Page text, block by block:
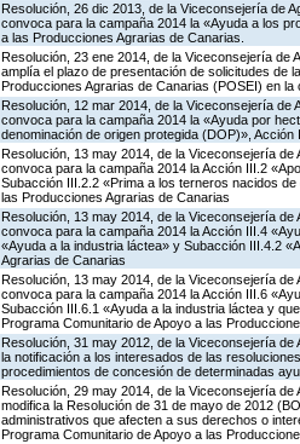
Resolución, 26 dic 2013, de la Viceconsejería de
convoca para la campaña 2014 la «Ayuda a los
a las Producciones Agrarias de Canarias.
Resolución, 23 ene 2014, de la Viceconsejería
amplía el plazo de presentación de solicitudes de
Producciones Agrarias de Canarias (POSEI) en la
Resolución, 12 mar 2014, de la Viceconsejería
convoca para la campaña 2014 la «Ayuda por
denominación de origen protegida (DOP)»,
Resolución, 13 may 2014, de la Viceconsejería
convoca para la campaña 2014 la Acción III.2
Subacción III.2.2 «Prima a los terneros nacidos
las Producciones Agrarias de Canarias
Resolución, 13 may 2014, de la Viceconsejería
convoca para la campaña 2014 la Acción III.4
«Ayuda a la industria láctea» y Subacción III.4.2
Agrarias de Canarias
Resolución, 13 may 2014, de la Viceconsejería
convoca para la campaña 2014 la Acción III.6
Subacción III.6.1 «Ayuda a la industria láctea y
Programa Comunitario de Apoyo a las
Resolución, 31 may 2012, de la Viceconsejería
la notificación a los interesados de las
procedimientos de concesión de determinadas
Resolución, 29 may 2014, de la Viceconsejería
modifica la Resolución de 31 de mayo de 2012
administrativos que afecten a sus derechos o
Programa Comunitario de Apoyo a las